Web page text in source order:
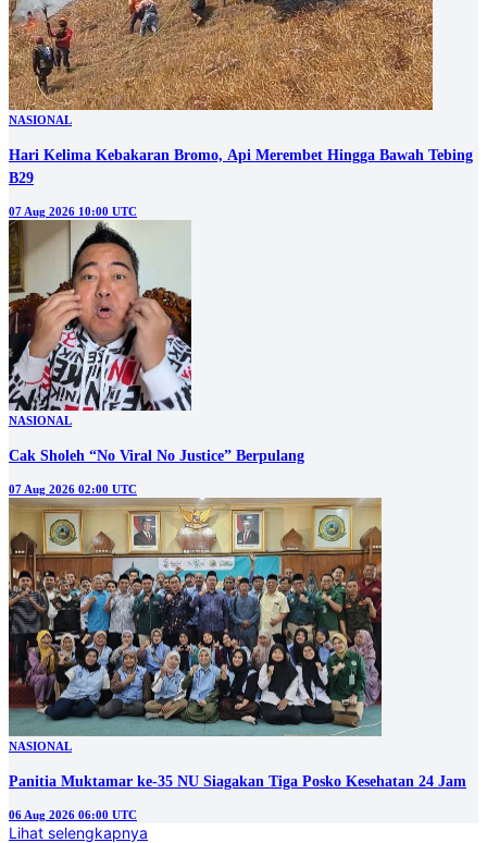
NASIONAL
Hari Kelima Kebakaran Bromo, Api Merembet Hingga Bawah Tebing
B29
07 Aug 2026 10:00 UTC
NASIONAL
Cak Sholeh “No Viral No Justice” Berpulang
07 Aug 2026 02:00 UTC
NASIONAL
Panitia Muktamar ke-35 NU Siagakan Tiga Posko Kesehatan 24 Jam
06 Aug 2026 06:00 UTC
Lihat selengkapnya